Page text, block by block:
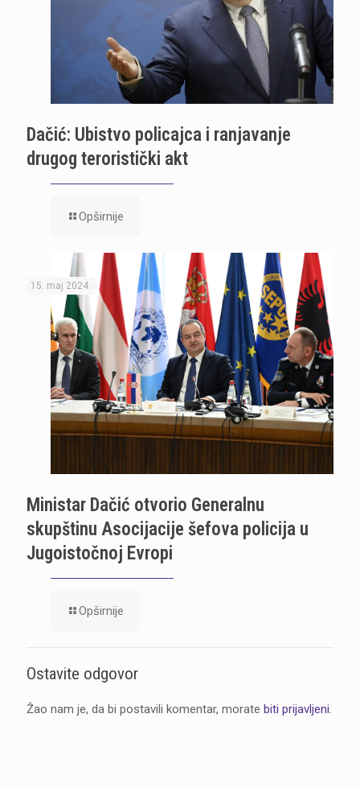
Dačić: Ubistvo policajca i ranjavanje
drugog teroristički akt
Opširnije
15. maj 2024.
Ministar Dačić otvorio Generalnu
skupštinu Asocijacije šefova policija u
Jugoistočnoj Evropi
Opširnije
Ostavite odgovor
Žao nam je, da bi postavili komentar, morate biti prijavljeni.